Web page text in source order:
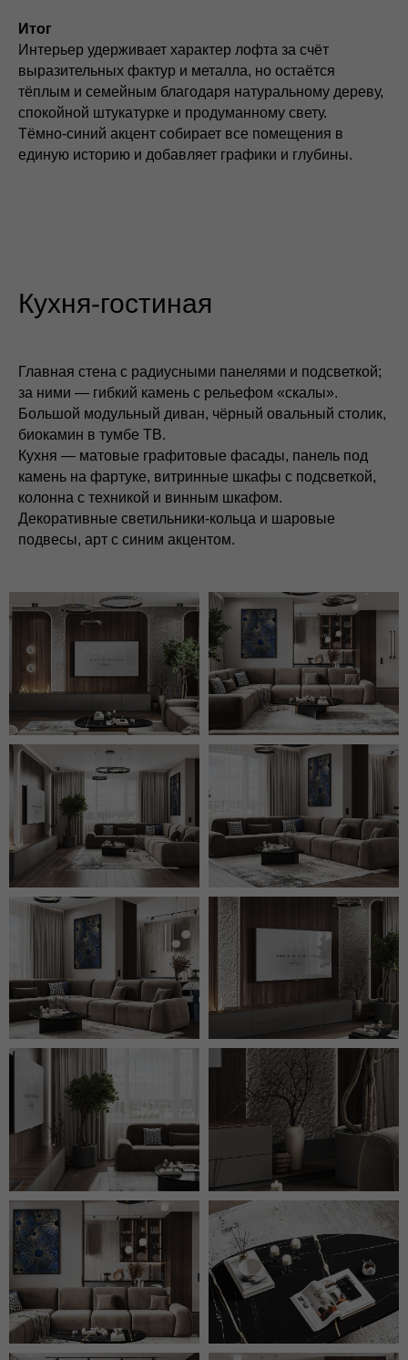
Итог
Интерьер удерживает характер лофта за счёт
выразительных фактур и металла, но остаётся
тёплым и семейным благодаря натуральному дереву,
спокойной штукатурке и продуманному свету.
Тёмно‑синий акцент собирает все помещения в
единую историю и добавляет графики и глубины.
Кухня-гостиная
Главная стена с радиусными панелями и подсветкой;
за ними — гибкий камень с рельефом «скалы».
Большой модульный диван, чёрный овальный столик,
биокамин в тумбе ТВ.
Кухня — матовые графитовые фасады, панель под
камень на фартуке, витринные шкафы с подсветкой,
колонна с техникой и винным шкафом.
Декоративные светильники‑кольца и шаровые
подвесы, арт с синим акцентом.